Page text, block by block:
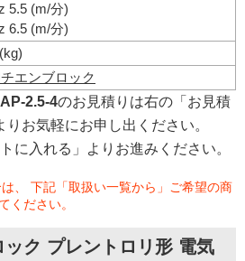
5.5 (m/分)
6.5 (m/分)
エンブロック
2.5-4のお見積りは右の「お見積
りお気軽にお申し出ください。
に入れる」よりお進みください。
、 下記「取扱い一覧から」ご希望の商
ください。
ク プレントロリ形 電気